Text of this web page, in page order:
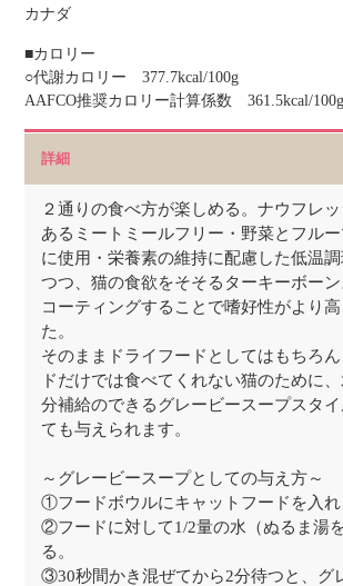
カナダ
■カロリー
○代謝カロリー 377.7kcal/100g
AAFCO推奨カロリー計算係数 361.5kcal/100g
詳細
２通りの食べ方が楽しめる。ナウフレ
あるミートミールフリー・野菜とフル
に使用・栄養素の維持に配慮した低温
つつ、猫の食欲をそそるターキーボー
コーティングすることで嗜好性がより
た。
そのままドライフードとしてはもちろ
ドだけでは食べてくれない猫のために
分補給のできるグレービースープスタ
ても与えられます。
～グレービースープとしての与え方～
①フードボウルにキャットフードを入れ
②フードに対して1/2量の水（ぬるま湯
る。
③30秒間かき混ぜてから2分待つと、グ